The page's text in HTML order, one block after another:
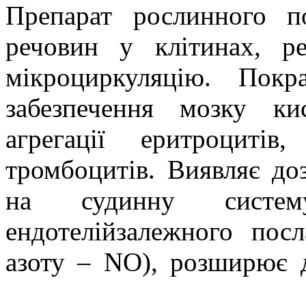
Препарат рослинного
речовин у клітинах,
мікроциркуляцію.
забезпечення мозку
агрегації
тромбоцитів. Виявляє
на судинну
ендотелійзалежного
азоту – NO), розширює